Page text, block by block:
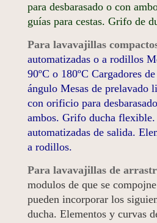
para desbarasado o con
guías para cestas. Grifo de
Para lavavajillas
automatizadas o a rodillos
90ºC o 180ºC Cargadores
ángulo Mesas de prelavado
con orificio para
ambos. Grifo ducha flexible.
automatizadas de salida.
a rodillos.
Para lavavajillas de
modulos de que se
pueden incorporar los
ducha. Elementos y curvas